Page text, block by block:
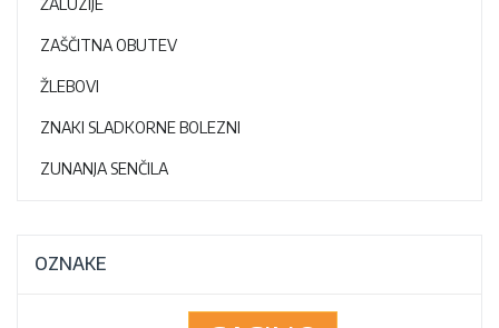
ZAŠČITNA OBUTEV
ŽLEBOVI
ZNAKI SLADKORNE BOLEZNI
ZUNANJA SENČILA
OZNAKE